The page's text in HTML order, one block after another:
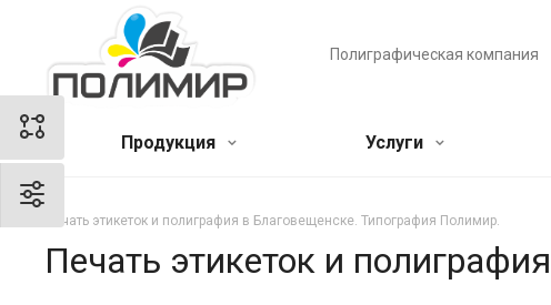
Полиграфическая компания
Продукция Услуги
Печать этикеток и полиграфия в Благовещенске. Типография Полимир.
Печать этикеток и